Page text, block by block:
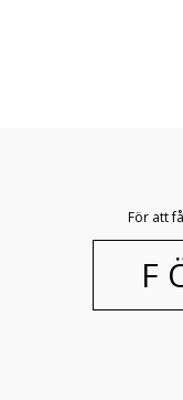
För att